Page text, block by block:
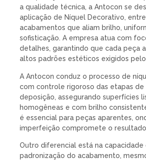
a qualidade técnica, a Antocon se
aplicação de Níquel Decorativo,
acabamentos que aliam brilho,
sofisticação. A empresa atua com
detalhes, garantindo que cada peça
altos padrões estéticos exigidos
A Antocon conduz o processo de
com controle rigoroso das etapas de
deposição, assegurando superfícies
homogêneas e com brilho
é essencial para peças aparentes,
imperfeição compromete o resultado
Outro diferencial está na capacidade
padronização do acabamento,